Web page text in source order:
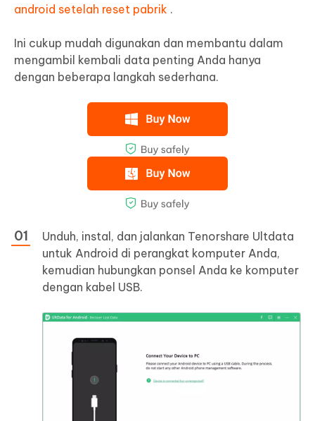
android setelah reset pabrik .
Ini cukup mudah digunakan dan membantu dalam
mengambil kembali data penting Anda hanya
dengan beberapa langkah sederhana.
Unduh, instal, dan jalankan Tenorshare Ultdata
untuk Android di perangkat komputer Anda,
kemudian hubungkan ponsel Anda ke komputer
dengan kabel USB.